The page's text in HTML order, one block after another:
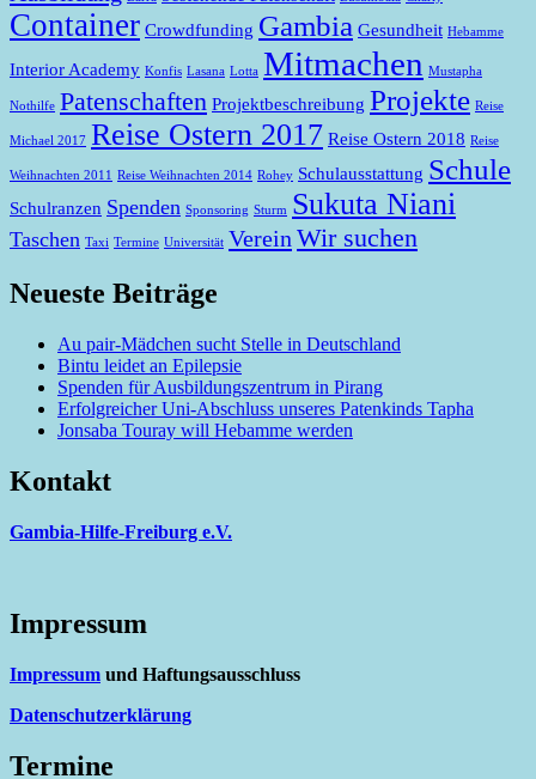
Container Crowdfunding Gambia Gesundheit Hebamme
Interior Academy Konfis Lasana Lotta Mitmachen Mustapha
Nothilfe Patenschaften Projektbeschreibung Projekte Reise
Michael 2017 Reise Ostern 2017 Reise Ostern 2018 Reise
Weihnachten 2011 Reise Weihnachten 2014 Rohey Schulausstattung Schule
Schulranzen Spenden Sponsoring Sturm Sukuta Niani
Taschen Taxi Termine Universität Verein Wir suchen
Neueste Beiträge
Au pair-Mädchen sucht Stelle in Deutschland
Bintu leidet an Epilepsie
Spenden für Ausbildungszentrum in Pirang
Erfolgreicher Uni-Abschluss unseres Patenkinds Tapha
Jonsaba Touray will Hebamme werden
Kontakt
Gambia-Hilfe-Freiburg e.V.
Impressum
Impressum und Haftungsausschluss
Datenschutzerklärung
Termine